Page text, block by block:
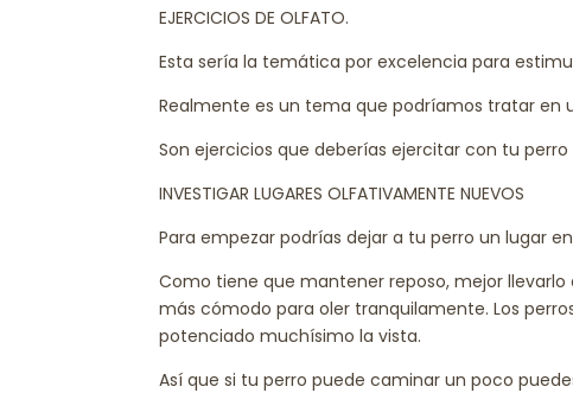
EJERCICIOS DE OLFATO.
Esta sería la temática por excelencia para
Realmente es un tema que podríamos tratar en
Son ejercicios que deberías ejercitar con tu
INVESTIGAR LUGARES OLFATIVAMENTE NUEVOS
Para empezar podrías dejar a tu perro un lugar
Como tiene que mantener reposo, mejor
más cómodo para oler tranquilamente. Los
potenciado muchísimo la vista.
Así que si tu perro puede caminar un poco